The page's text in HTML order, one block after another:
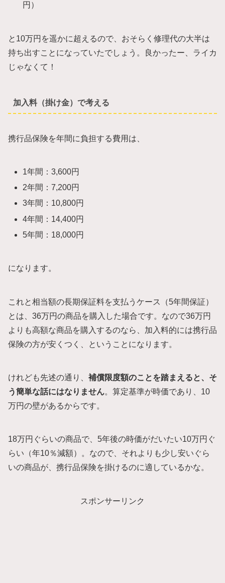
円）
と10万円を遥かに超えるので、おそらく修理代の大半は
持ち出すことになっていたでしょう。良かったー、ライカ
じゃなくて！
加入料（掛け金）で考える
携行品保険を年間に負担する費用は、
1年間：3,600円
2年間：7,200円
3年間：10,800円
4年間：14,400円
5年間：18,000円
になります。
これと相当額の長期保証料を支払うケース（5年間保証）
とは、36万円の商品を購入した場合です。なので36万円
よりも高額な商品を購入するのなら、加入料的には携行品
保険の方が安くつく、ということになります。
けれども先述の通り、 補償限度額のことを踏まえると、そ
う簡単な話にはなりません。算定基準が時価であり、10
万円の壁があるからです。
18万円ぐらいの商品で、5年後の時価がだいたい10万円ぐ
らい（年10％減額）。なので、それよりも少し安いぐら
いの商品が、携行品保険を掛けるのに適しているかな。
スポンサーリンク